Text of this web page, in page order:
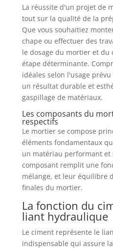
La réussite d'un projet de
tout sur la qualité de la
Que vous souhaitiez
chape ou effectuer des
le dosage du mortier et du
étape déterminante.
idéales selon l'usage
un résultat durable et
gaspillage de matériaux.
Les composants du
respectifs
Le mortier se compose
éléments fondamentaux
un matériau performant et
composant remplit une
mélange, et leur équilibre
finales du mortier.
La fonction du
liant hydraulique
Le ciment représente le
indispensable qui assure